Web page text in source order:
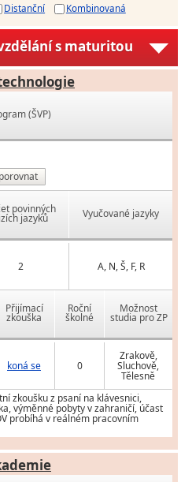
Distanční Kombinovaná
s maturitou
(ŠVP)
porovnat
povinných
jazyků Vyučované jazyky
2 A, N, Š, F, R
Přijímací
zkouška
Roční
školné
Možnost
studia pro ZP
koná se 0
Zrakově,
Sluchově,
Tělesně
zkoušku z psaní na klávesnici,
výměnné pobyty v zahraničí, účast
probíhá v reálném pracovním